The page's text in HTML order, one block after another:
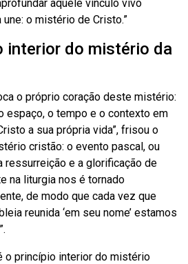
aquele vínculo vivo
o mistério de Cristo.”
interior do mistério da
o próprio coração deste mistério:
espaço, o tempo e o contexto em
a sua própria vida”, frisou o
cristão: o evento pascal, ou
ressurreição e a glorificação de
na liturgia nos é tornado
de modo que cada vez que
reunida ‘em seu nome’ estamos
o princípio interior do mistério